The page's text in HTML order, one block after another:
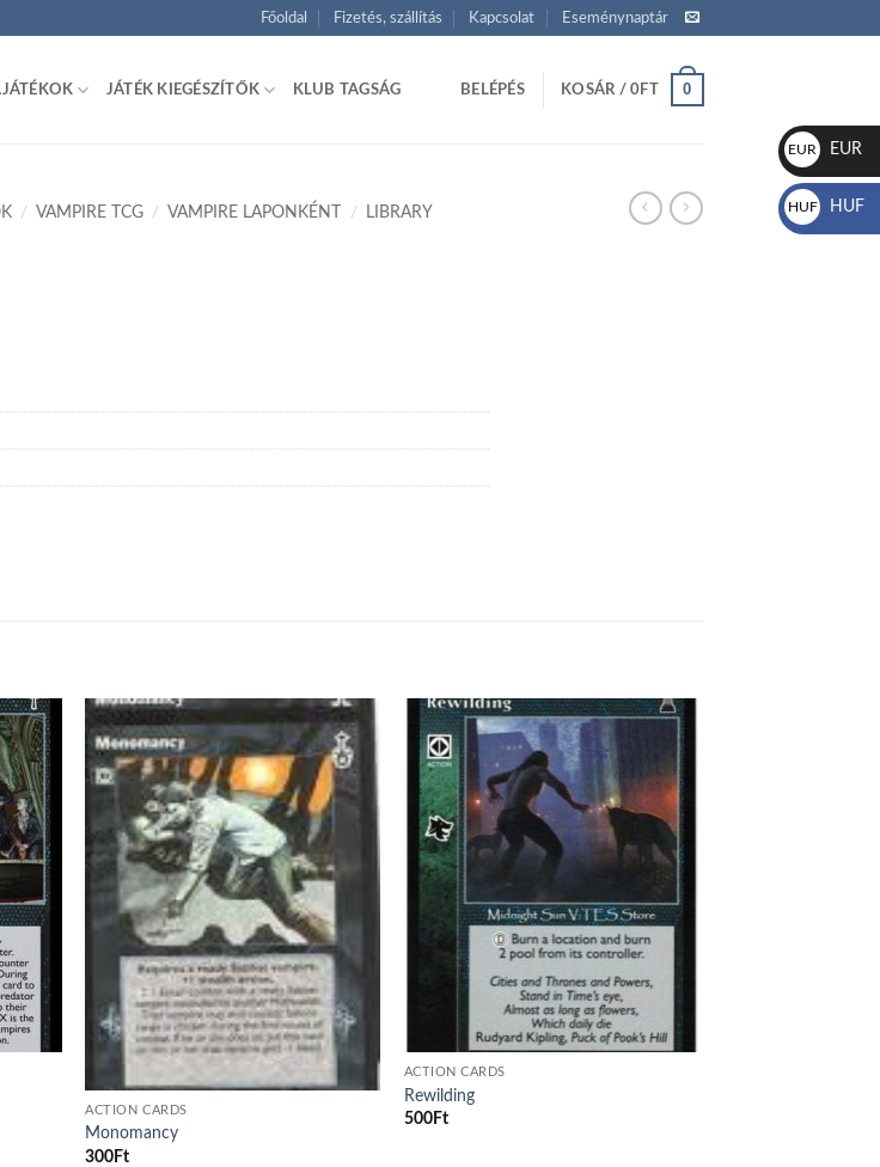
Főoldal Fizetés, szállítás Kapcsolat Eseménynaptár
JÁTÉK KIEGÉSZÍTŐK KLUB TAGSÁG BELÉPÉS KOSÁR /0FT 0
/ VAMPIRE TCG / VAMPIRE LAPONKÉNT /
LIBRARY
Add to
Add to
wishlist
ACTION CARDS
Monomancy
300 Ft
wishlist
ACTION CARDS
Rewilding
500Ft
EUR
€
EUR
HUF
Ft
HUF